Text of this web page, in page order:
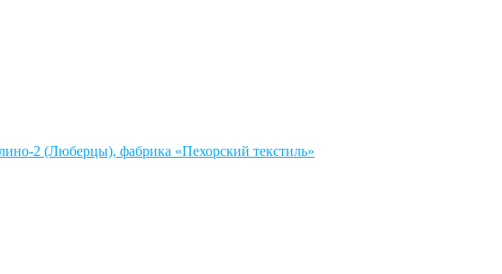
2 (Люберцы), фабрика «Пехорский текстиль»